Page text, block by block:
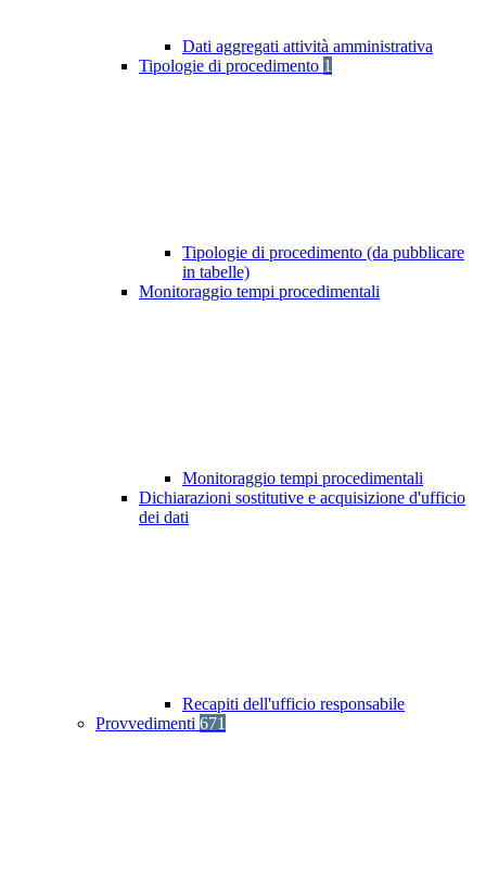
Dati aggregati attività amministrativa
Tipologie di procedimento 1
Tipologie di procedimento (da pubblicare
in tabelle)
Monitoraggio tempi procedimentali
Monitoraggio tempi procedimentali
Dichiarazioni sostitutive e acquisizione d'ufficio
dei dati
Recapiti dell'ufficio responsabile
Provvedimenti 671